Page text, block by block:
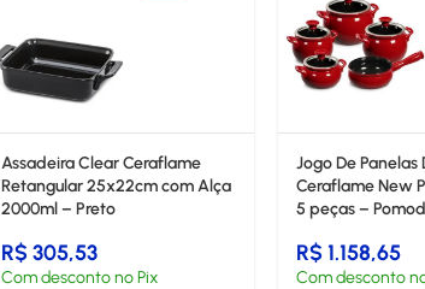
Assadeira Clear Ceraflame
Retangular 25x22cm com Alça
2000ml – Preto
R$305,53
Com desconto no Pix
Jogo De Panelas
Ceraflame New
5 peças –
R$1.158,65
Com desconto